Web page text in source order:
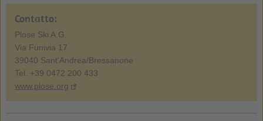
Contatto:
Plose Ski A.G.
Via Funivia 17
39040 Sant'Andrea/Bressanone
Tel. +39 0472 200 433
www.plose.org